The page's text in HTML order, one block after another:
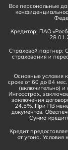
Все персональные
Кредитор: ПАО
Страховой партнер:
страхования и
Основные условия
сроке от 60 до 84
(включительно)
Ингосстрах,
заключения
24,5%. При ПВ
документов.
Сумма
Кредит
от угона.